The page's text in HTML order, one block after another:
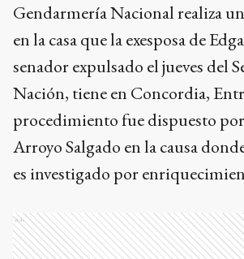
Gendarmería Nacional realiza
en la casa que la exesposa de
senador expulsado el jueves del
Nación, tiene en Concordia,
procedimiento fue dispuesto por
Arroyo Salgado en la causa
es investigado por
Ads